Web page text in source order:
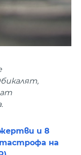
и 8
на